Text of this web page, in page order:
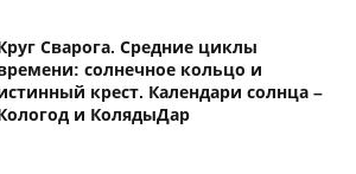
Сварога. Средние циклы
солнечное кольцо и
крест. Календари солнца –
и КолядыДар